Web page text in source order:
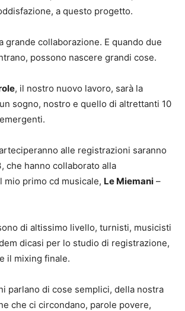
a questo progetto.
grande collaborazione. E quando due
possono nascere grandi cose.
, il nostro nuovo lavoro, sarà la
sogno, nostro e quello di altrettanti 10
alle registrazioni saranno
che hanno collaborato alla
mio primo cd musicale, Le Miemani –
di altissimo livello, turnisti, musicisti
dicasi per lo studio di registrazione,
il mixing finale.
parlano di cose semplici, della nostra
che ci circondano, parole povere,